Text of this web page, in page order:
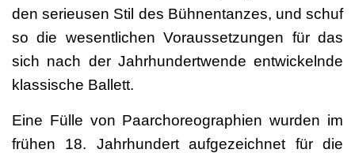
den serieusen Stil des Bühnentanzes, und schuf
so die wesentlichen Voraussetzungen für das
sich nach der Jahrhundertwende entwickelnde
klassische Ballett.
Eine Fülle von Paarchoreographien wurden im
frühen 18. Jahrhundert aufgezeichnet für die